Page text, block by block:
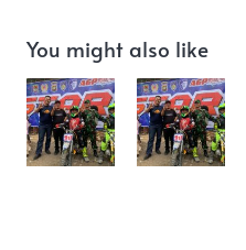
You might also like